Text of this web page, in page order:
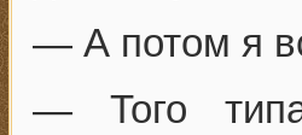
— А потом я
— Того